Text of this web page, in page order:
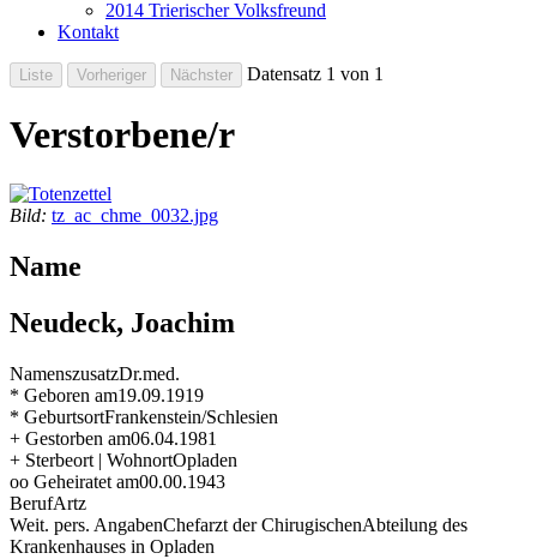
2014 Trierischer Volksfreund
Kontakt
Datensatz 1 von 1
Verstorbene/r
Bild: tz_ac_chme_0032.jpg
Name
Neudeck, Joachim
NamenszusatzDr.med.
* Geboren am19.09.1919
* GeburtsortFrankenstein/Schlesien
+ Gestorben am06.04.1981
+ Sterbeort | WohnortOpladen
oo Geheiratet am00.00.1943
BerufArtz
Weit. pers. AngabenChefarzt der ChirugischenAbteilung des
Krankenhauses in Opladen